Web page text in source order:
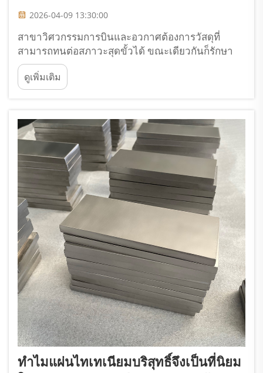
2026-04-09 13:30:00
สาขาวิศวกรรมการบินและอวกาศต้องการวัสดุที่
สามารถทนต่อสภาวะสุดขั้วได้ ขณะเดียวกันก็รักษา
ความสมบูรณ์ของโครงสร้างและความน่าเชื่อถือใน
การทำงานไว้ได้ ท่ามกลางวัสดุขั้นสูงหลากหลายชนิด
ที่ใช้ในสาขานี้ แผ่นโลหะผสมไทเทเนียมได้ก้าวขึ้นมา
ดูเพิ่มเติม
ทำไมแผ่นไทเทเนียมบริสุทธิ์จึงเป็นที่นิยม